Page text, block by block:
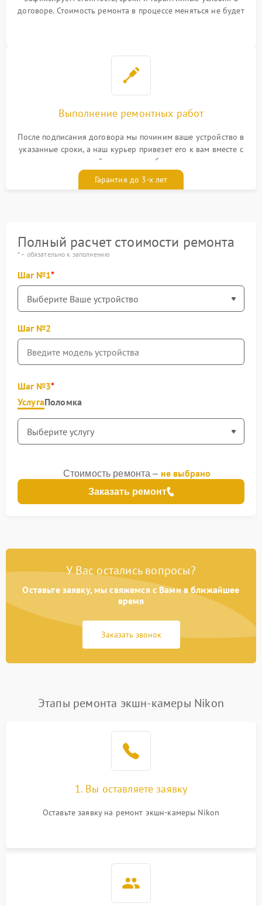
договоре. Стоимость ремонта в процессе меняться не будет
Выполнение ремонтных работ
После подписания договора мы починим ваше устройство в
указанные сроки, а наш курьер привезет его к вам вместе с
гарантийным талоном бесплатно
Гарантия до 3-х лет
Полный расчет стоимости ремонта
* – обязательно к заполнению
Шаг №1
Шаг №2
Шаг №3
УслугаПоломка
Заказать ремонт
Стоимость ремонта – не выбрано
У Вас остались вопросы?
Оставьте заявку, мы свяжемся с Вами в ближайшее
время
Заказать звонок
Этапы ремонта экшн-камеры Nikon
1. Вы оставляете заявку
Оставьте заявку на ремонт экшн-камеры Nikon